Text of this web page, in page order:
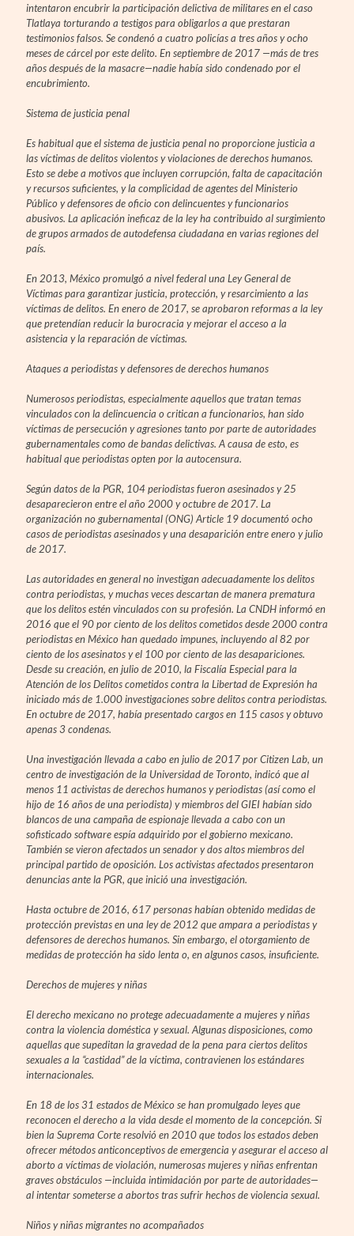
intentaron encubrir la participación delictiva de militares en el caso
Tlatlaya torturando a testigos para obligarlos a que prestaran
testimonios falsos. Se condenó a cuatro policías a tres años y ocho
meses de cárcel por este delito. En septiembre de 2017 —más de tres
años después de la masacre—nadie había sido condenado por el
encubrimiento.
Sistema de justicia penal
Es habitual que el sistema de justicia penal no proporcione justicia a
las víctimas de delitos violentos y violaciones de derechos humanos.
Esto se debe a motivos que incluyen corrupción, falta de capacitación
y recursos suficientes, y la complicidad de agentes del Ministerio
Público y defensores de oficio con delincuentes y funcionarios
abusivos. La aplicación ineficaz de la ley ha contribuido al surgimiento
de grupos armados de autodefensa ciudadana en varias regiones del
país.
En 2013, México promulgó a nivel federal una Ley General de
Víctimas para garantizar justicia, protección, y resarcimiento a las
víctimas de delitos. En enero de 2017, se aprobaron reformas a la ley
que pretendían reducir la burocracia y mejorar el acceso a la
asistencia y la reparación de víctimas.
Ataques a periodistas y defensores de derechos humanos
Numerosos periodistas, especialmente aquellos que tratan temas
vinculados con la delincuencia o critican a funcionarios, han sido
víctimas de persecución y agresiones tanto por parte de autoridades
gubernamentales como de bandas delictivas. A causa de esto, es
habitual que periodistas opten por la autocensura.
Según datos de la PGR, 104 periodistas fueron asesinados y 25
desaparecieron entre el año 2000 y octubre de 2017. La
organización no gubernamental (ONG) Article 19 documentó ocho
casos de periodistas asesinados y una desaparición entre enero y julio
de 2017.
Las autoridades en general no investigan adecuadamente los delitos
contra periodistas, y muchas veces descartan de manera prematura
que los delitos estén vinculados con su profesión. La CNDH informó en
2016 que el 90 por ciento de los delitos cometidos desde 2000 contra
periodistas en México han quedado impunes, incluyendo al 82 por
ciento de los asesinatos y el 100 por ciento de las desapariciones.
Desde su creación, en julio de 2010, la Fiscalía Especial para la
Atención de los Delitos cometidos contra la Libertad de Expresión ha
iniciado más de 1.000 investigaciones sobre delitos contra periodistas.
En octubre de 2017, había presentado cargos en 115 casos y obtuvo
apenas 3 condenas.
Una investigación llevada a cabo en julio de 2017 por Citizen Lab, un
centro de investigación de la Universidad de Toronto, indicó que al
menos 11 activistas de derechos humanos y periodistas (así como el
hijo de 16 años de una periodista) y miembros del GIEI habían sido
blancos de una campaña de espionaje llevada a cabo con un
sofisticado software espía adquirido por el gobierno mexicano.
También se vieron afectados un senador y dos altos miembros del
principal partido de oposición. Los activistas afectados presentaron
denuncias ante la PGR, que inició una investigación.
Hasta octubre de 2016, 617 personas habían obtenido medidas de
protección previstas en una ley de 2012 que ampara a periodistas y
defensores de derechos humanos. Sin embargo, el otorgamiento de
medidas de protección ha sido lenta o, en algunos casos, insuficiente.
Derechos de mujeres y niñas
El derecho mexicano no protege adecuadamente a mujeres y niñas
contra la violencia doméstica y sexual. Algunas disposiciones, como
aquellas que supeditan la gravedad de la pena para ciertos delitos
sexuales a la “castidad” de la víctima, contravienen los estándares
internacionales.
En 18 de los 31 estados de México se han promulgado leyes que
reconocen el derecho a la vida desde el momento de la concepción. Si
bien la Suprema Corte resolvió en 2010 que todos los estados deben
ofrecer métodos anticonceptivos de emergencia y asegurar el acceso al
aborto a víctimas de violación, numerosas mujeres y niñas enfrentan
graves obstáculos —incluida intimidación por parte de autoridades—
al intentar someterse a abortos tras sufrir hechos de violencia sexual.
Niños y niñas migrantes no acompañados